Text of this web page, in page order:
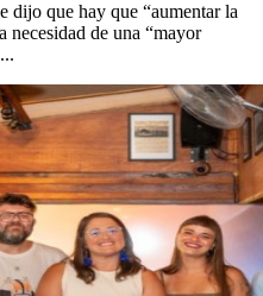
dijo que hay que “aumentar la
necesidad de una “mayor